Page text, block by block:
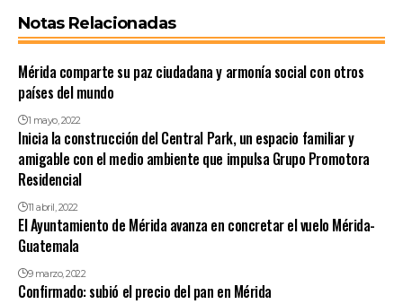
Notas Relacionadas
Mérida comparte su paz ciudadana y armonía social con otros
países del mundo
1 mayo, 2022
Inicia la construcción del Central Park, un espacio familiar y
amigable con el medio ambiente que impulsa Grupo Promotora
Residencial
11 abril, 2022
El Ayuntamiento de Mérida avanza en concretar el vuelo Mérida-
Guatemala
9 marzo, 2022
Confirmado: subió el precio del pan en Mérida